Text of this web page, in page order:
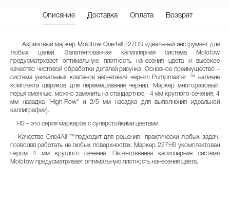
Описание Доставка Оплата Возврат
Акриловый маркер Molotow One4all 227HS идеальный инструмент для
любых целей. Запатентованная капиллярная система Molotow
предусматривает оптимальную плотность нанесения цвета и высокое
качество чистовой обработки деталей рисунка. Основное преимущество –
система уникальных клапанов нагнетания чернил Pumpmaster ™ наличие
комплекта шариков для перемешивания чернил. Маркер многоразовый,
перья сменные, можно заменить на стандартное - 4 мм круглого сечения, 4
мм насадка "High-Flow" и 2/5 мм насадка для выполнения идеальной
каллиграфии).
HS – это серия маркеров с суперстойкими цветами.
Качество One4All ™подходит для решения практически любых задач,
позволяя работать на любых поверхностях. Маркер 227HS укомплектован
пером 4 мм круглого сечения. Патентованная капиллярная система
Molotow предусматривает оптимальную плотность нанесения цвета.